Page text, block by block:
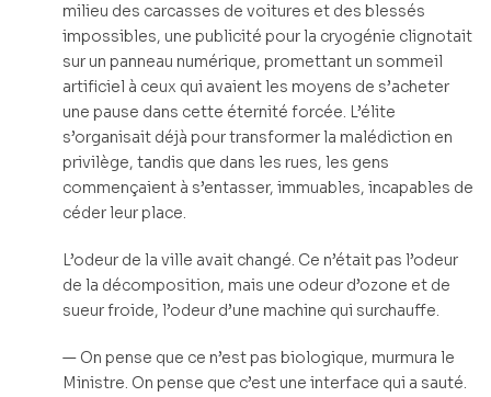
milieu des carcasses de voitures et des blessés
impossibles, une publicité pour la cryogénie clignotait
sur un panneau numérique, promettant un sommeil
artificiel à ceux qui avaient les moyens de s’acheter
une pause dans cette éternité forcée. L’élite
s’organisait déjà pour transformer la malédiction en
privilège, tandis que dans les rues, les gens
commençaient à s’entasser, immuables, incapables de
céder leur place.
L’odeur de la ville avait changé. Ce n’était pas l’odeur
de la décomposition, mais une odeur d’ozone et de
sueur froide, l’odeur d’une machine qui surchauffe.
— On pense que ce n’est pas biologique, murmura le
Ministre. On pense que c’est une interface qui a sauté.